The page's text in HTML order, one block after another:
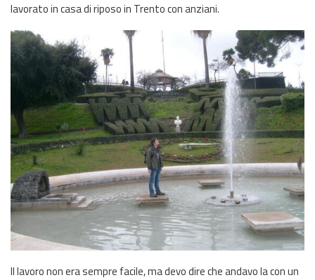
lavorato in casa di riposo in Trento con anziani.
Il lavoro non era sempre facile, ma devo dire che andavo la con un